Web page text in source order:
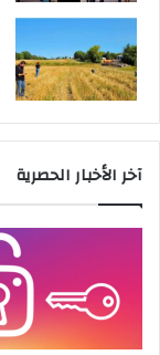
آخر الأخبار الحصرية